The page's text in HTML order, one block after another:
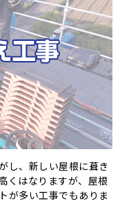
し、新しい屋根に葺き
くはなりますが、屋根
が多い工事でもありま